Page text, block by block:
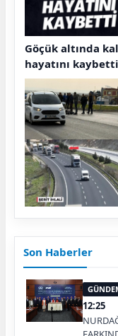
Göçük altında
hayatını kaybetti
Son Haberler
12:25